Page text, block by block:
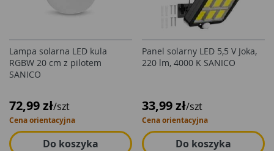
Lampa solarna LED kula
RGBW 20 cm z pilotem
SANICO
72,99 zł/szt
Cena orientacyjna
Do koszyka
Panel solarny LED 5,5 V Joka,
220 lm, 4000 K SANICO
33,99 zł/szt
Cena orientacyjna
Do koszyka